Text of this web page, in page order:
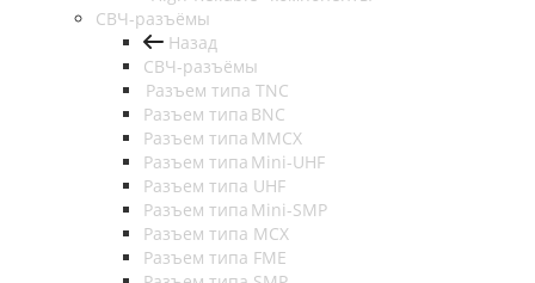
СВЧ-разъёмы
Назад
СВЧ-разъёмы
Разъем типа TNC
Разъем типа BNC
Разъем типа MMCX
Разъем типа Mini-UHF
Разъем типа UHF
Разъем типа Mini-SMP
Разъем типа MCX
Разъем типа FME